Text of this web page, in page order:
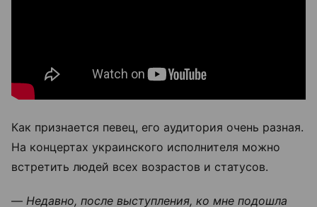
Как признается певец, его аудитория очень разная.
На концертах украинского исполнителя можно
встретить людей всех возрастов и статусов.
— Недавно, после выступления, ко мне подошла